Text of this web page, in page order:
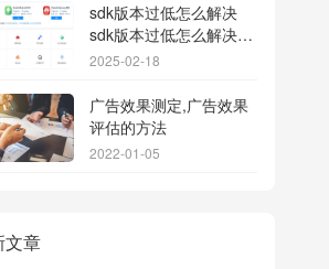
sdk版本过低怎么解决
sdk版本过低怎么解决华
为
2025-02-18
广告效果测定,广告效果
评估的方法
2022-01-05
文章